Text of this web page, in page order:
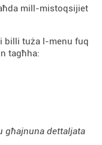
mill-mistoqsijiet
billi tuża l-menu fuq
tagħha:
għajnuna dettaljata